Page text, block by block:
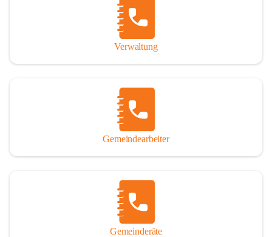
Verwaltung
Gemeindearbeiter
Gemeinderäte